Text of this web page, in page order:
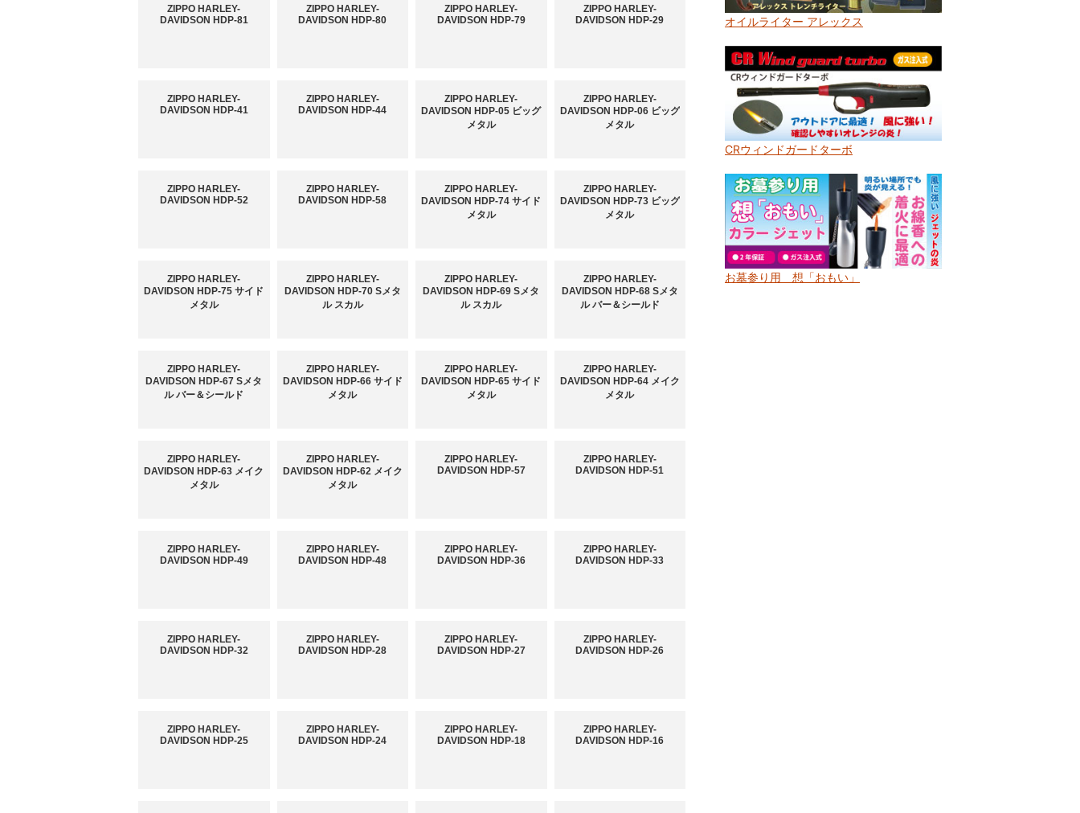
ZIPPO HARLEY-
DAVIDSON HDP-81
ZIPPO HARLEY-
DAVIDSON HDP-80
ZIPPO HARLEY-
DAVIDSON HDP-79
ZIPPO HARLEY-
DAVIDSON HDP-29
ZIPPO HARLEY-
DAVIDSON HDP-41
ZIPPO HARLEY-
DAVIDSON HDP-44
ZIPPO HARLEY-
DAVIDSON HDP-05 ビッグ
メタル
ZIPPO HARLEY-
DAVIDSON HDP-06 ビッグ
メタル
ZIPPO HARLEY-
DAVIDSON HDP-52
ZIPPO HARLEY-
DAVIDSON HDP-58
ZIPPO HARLEY-
DAVIDSON HDP-74 サイド
メタル
ZIPPO HARLEY-
DAVIDSON HDP-73 ビッグ
メタル
ZIPPO HARLEY-
DAVIDSON HDP-75 サイド
メタル
ZIPPO HARLEY-
DAVIDSON HDP-70 Sメタ
ル スカル
ZIPPO HARLEY-
DAVIDSON HDP-69 Sメタ
ル スカル
ZIPPO HARLEY-
DAVIDSON HDP-68 Sメタ
ル バー＆シールド
ZIPPO HARLEY-
DAVIDSON HDP-67 Sメタ
ル バー＆シールド
ZIPPO HARLEY-
DAVIDSON HDP-66 サイド
メタル
ZIPPO HARLEY-
DAVIDSON HDP-65 サイド
メタル
ZIPPO HARLEY-
DAVIDSON HDP-64 メイク
メタル
ZIPPO HARLEY-
DAVIDSON HDP-63 メイク
メタル
ZIPPO HARLEY-
DAVIDSON HDP-62 メイク
メタル
ZIPPO HARLEY-
DAVIDSON HDP-57
ZIPPO HARLEY-
DAVIDSON HDP-51
ZIPPO HARLEY-
DAVIDSON HDP-49
ZIPPO HARLEY-
DAVIDSON HDP-48
ZIPPO HARLEY-
DAVIDSON HDP-36
ZIPPO HARLEY-
DAVIDSON HDP-33
ZIPPO HARLEY-
DAVIDSON HDP-32
ZIPPO HARLEY-
DAVIDSON HDP-28
ZIPPO HARLEY-
DAVIDSON HDP-27
ZIPPO HARLEY-
DAVIDSON HDP-26
ZIPPO HARLEY-
DAVIDSON HDP-25
ZIPPO HARLEY-
DAVIDSON HDP-24
ZIPPO HARLEY-
DAVIDSON HDP-18
ZIPPO HARLEY-
DAVIDSON HDP-16
オイルライター アレックス
CRウィンドガードターボ
お墓参り用 想「おもい」